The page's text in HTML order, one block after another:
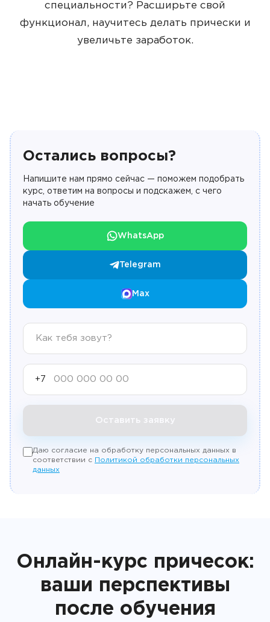
специальности? Расширьте свой
функционал, научитесь делать прически и
увеличьте заработок.
Остались вопросы?
Напишите нам прямо сейчас — поможем подобрать
курс, ответим на вопросы и подскажем, с чего
начать обучение
WhatsApp
Telegram
Max
+7
Оставить заявку
Даю согласие на обработку персональных данных в
соответствии с Политикой обработки персональных
данных
Онлайн-курс причесок:
ваши перспективы
после обучения